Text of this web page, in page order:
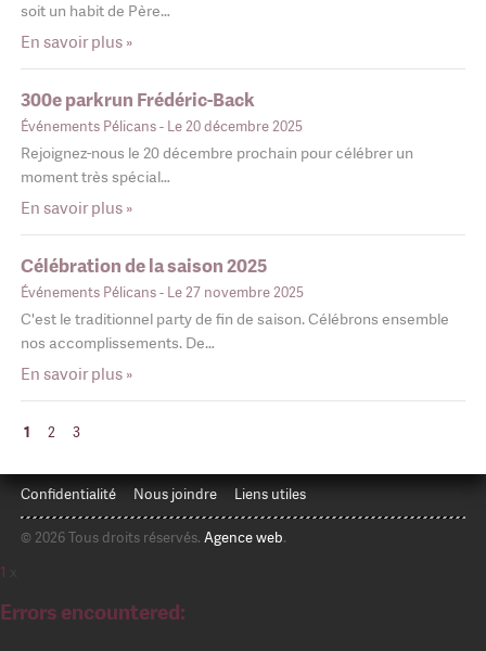
soit un habit de Père…
En savoir plus »
300e parkrun Frédéric-Back
Événements Pélicans- Le 20 décembre 2025
Rejoignez-nous le 20 décembre prochain pour célébrer un
moment très spécial…
En savoir plus »
Célébration de la saison 2025
Événements Pélicans- Le 27 novembre 2025
C'est le traditionnel party de fin de saison. Célébrons ensemble
nos accomplissements. De…
En savoir plus »
1 2 3
Confidentialité Nous joindre Liens utiles
© 2026 Tous droits réservés. Agence web.
1
Errors encountered: